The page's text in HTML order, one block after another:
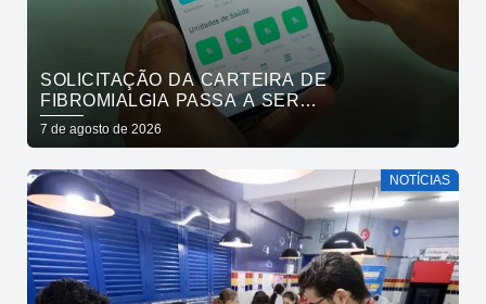
SOLICITAÇÃO DA CARTEIRA DE
FIBROMIALGIA PASSA A SER
EXCLUSIVAMENTE PELO APLICATIVO JOÃO
PESSOA NA PALMA DA MÃO
7 de agosto de 2026
NOTÍCIAS